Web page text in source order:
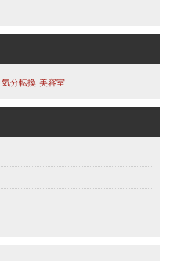
気分転換 美容室